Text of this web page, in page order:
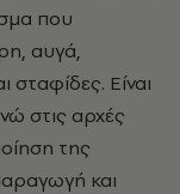
που
αυγά,
Είναι
στις αρχές
της
και